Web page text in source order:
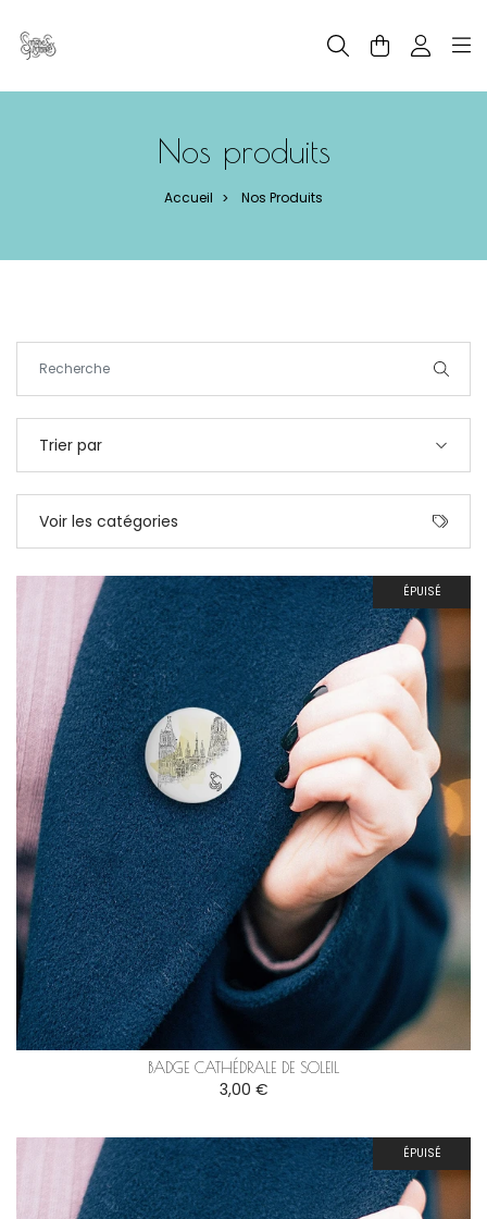
Nos produits
Accueil > Nos Produits
Trier par
Voir les catégories
ÉPUISÉ
BADGE CATHÉDRALE DE SOLEIL
3,00 €
ÉPUISÉ